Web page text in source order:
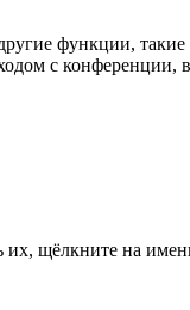
функции,
с конференции,
щёлкните на